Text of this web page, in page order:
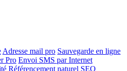
Adresse mail pro Sauvegarde en ligne
Pro Envoi SMS par Internet
Référencement naturel SEO